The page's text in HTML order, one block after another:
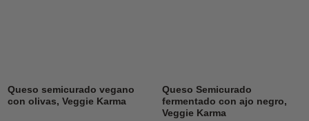
Queso semicurado vegano
con olivas, Veggie Karma
Queso Semicurado
fermentado con ajo negro,
Veggie Karma